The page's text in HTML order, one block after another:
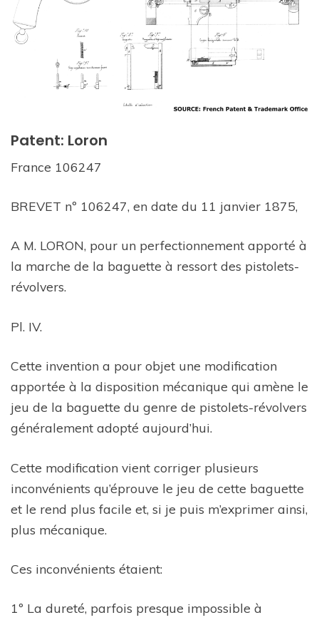
Patent: Loron
France 106247
BREVET nº 106247, en date du 11 janvier 1875,
A M. LORON, pour un perfectionnement apporté à
la marche de la baguette à ressort des pistolets-
révolvers.
Pl. IV.
Cette invention a pour objet une modification
apportée à la disposition mécanique qui amène le
jeu de la baguette du genre de pistolets-révolvers
généralement adopté aujourd’hui.
Cette modification vient corriger plusieurs
inconvénients qu’éprouve le jeu de cette baguette
et le rend plus facile et, si je puis m’exprimer ainsi,
plus mécanique.
Ces inconvénients étaient:
1º La dureté, parfois presque impossible à